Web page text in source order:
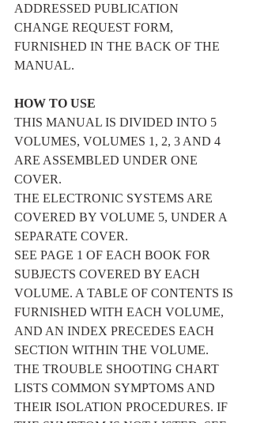
ADDRESSED PUBLICATION
CHANGE REQUEST FORM,
FURNISHED IN THE BACK OF THE
MANUAL.
HOW TO USE
THIS MANUAL IS DIVIDED INTO 5
VOLUMES, VOLUMES 1, 2, 3 AND 4
ARE ASSEMBLED UNDER ONE
COVER.
THE ELECTRONIC SYSTEMS ARE
COVERED BY VOLUME 5, UNDER A
SEPARATE COVER.
SEE PAGE 1 OF EACH BOOK FOR
SUBJECTS COVERED BY EACH
VOLUME. A TABLE OF CONTENTS IS
FURNISHED WITH EACH VOLUME,
AND AN INDEX PRECEDES EACH
SECTION WITHIN THE VOLUME.
THE TROUBLE SHOOTING CHART
LISTS COMMON SYMPTOMS AND
THEIR ISOLATION PROCEDURES. IF